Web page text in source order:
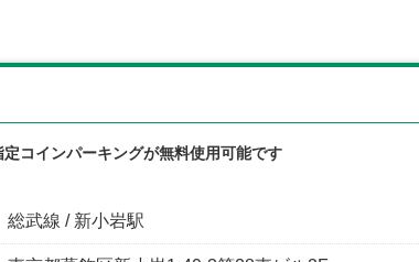
コインパーキングが無料使用可能です
総武線 / 新小岩駅